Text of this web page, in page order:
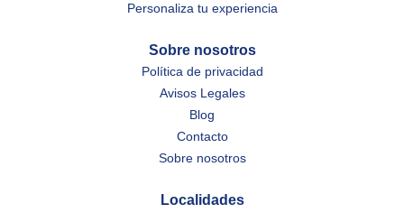
Personaliza tu experiencia
Sobre nosotros
Política de privacidad
Avisos Legales
Blog
Contacto
Sobre nosotros
Localidades